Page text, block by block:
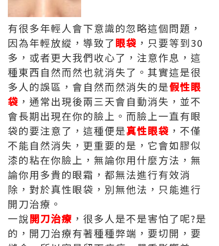
有很多年輕人會下意識的忽略這個問題，
因為年輕放縱，導致了眼袋 ，只要等到30
多，或者更大我們收心了，注意作息，這
種東西自然而然也就消失了。其實這是很
多人的誤區，會自然而然消失的是假性眼
袋 ，通常出現後兩三天會自動消失，並不
會長期出現在你的臉上。而臉上一直有眼
袋的要注意了，這種便是真性眼袋 ，不僅
不能自然消失，更重要的是，它會如膠似
漆的粘在你臉上，無論你用什麼方法，無
論你用多貴的眼霜，都無法進行有效消
除，對於真性眼袋，別無他法，只能進行
開刀治療。
一說開刀治療 ，很多人是不是害怕了呢?是
的，開刀治療有著種種弊端，要切開，要